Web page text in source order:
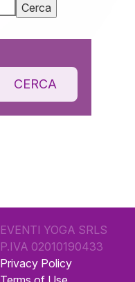
CERCA
EVENTI YOGA SRLS
P.IVA 02010190433
Privacy Policy